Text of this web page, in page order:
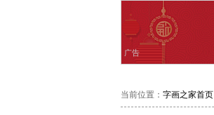
广告
当前位置： 字画之家首页